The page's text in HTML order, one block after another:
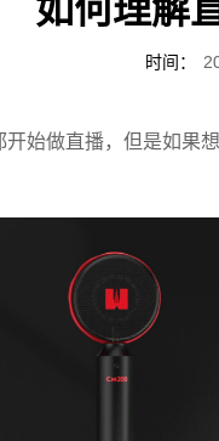
如何理解
时间：
始做直播，但是如果